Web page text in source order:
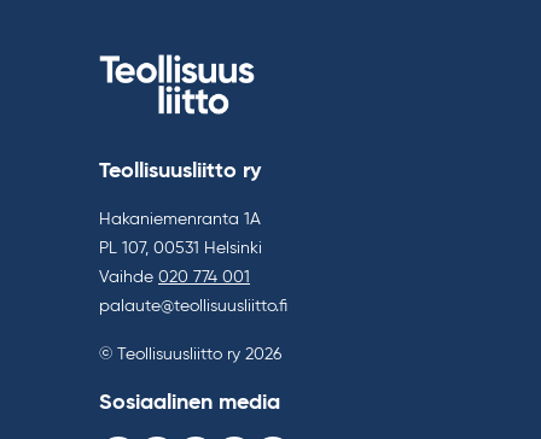
Teollisuusliitto ry
Hakaniemenranta 1A
PL 107, 00531 Helsinki
Vaihde 020 774 001
palaute@teollisuusliitto.fi
© Teollisuusliitto ry 2026
Sosiaalinen media